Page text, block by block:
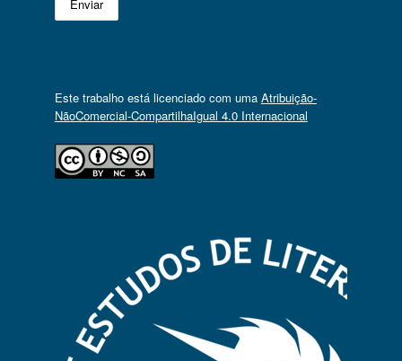
Este trabalho está licenciado com uma Atribuição-
NãoComercial-CompartilhaIgual 4.0 Internacional